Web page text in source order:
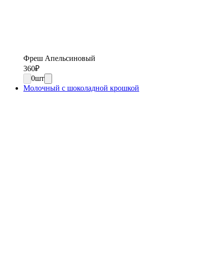
Фреш Апельсиновый
360₽
0шт
Молочный с шоколадной крошкой